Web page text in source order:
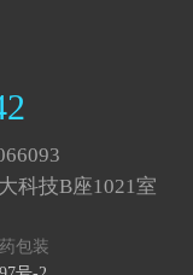
科技B座1021室
包装